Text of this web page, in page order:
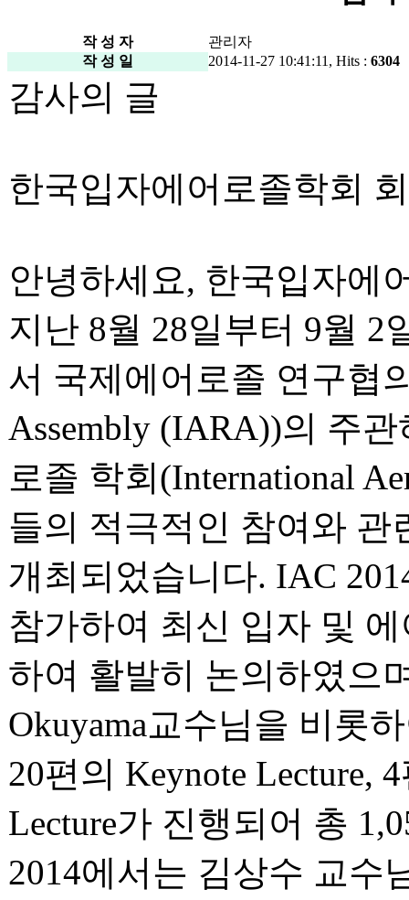
작 성 자
관리자
작 성 일
2014-11-27 10:41:11, Hits : 6304
감사의 글
한국입자에어로졸학회
안녕하세요, 한국입자에
지난 8월 28일부터 9월 2
서 국제에어로졸 연구협
Assembly (IARA))의 주
로졸 학회(International
들의 적극적인 참여와
개최되었습니다. IAC
참가하여 최신 입자 및
하여 활발히 논의하였으
Okuyama교수님을 비롯
20편의 Keynote Lecture,
Lecture가 진행되어 총
2014에서는 김상수 교수